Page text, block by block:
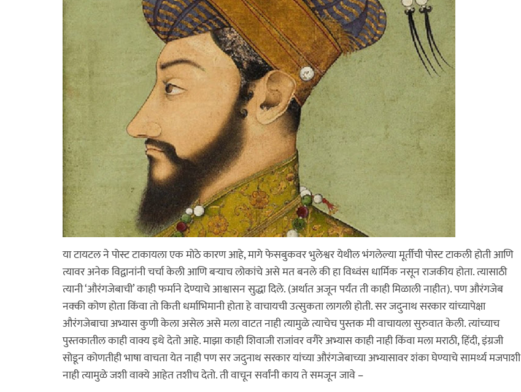
या टायटल ने पोस्ट टाकायला एक मोठे कारण आहे, मागे फेसबुकवर भुलेश्वर येथील भंगलेल्या मूर्तीची पोस्ट टाकली होती आणि
त्यावर अनेक विद्वानांनी चर्चा केली आणि बऱ्याच लोकांचे असे मत बनले की हा विध्वंस धार्मिक नसून राजकीय होता. त्यासाठी
त्यानी ‘औरंगजेबाची’ काही फर्माने देण्याचे आश्वासन सुद्धा दिले. (अर्थात अजून पर्यंत ती काही मिळाली नाहीत). पण औरंगजेब
नक्की कोण होता किंवा तो किती धर्माभिमानी होता हे वाचायची उत्सुकता लागली होती. सर जदुनाथ सरकार यांच्यापेक्षा
औरंगजेबाचा अभ्यास कुणी केला असेल असे मला वाटत नाही त्यामुळे त्याचेच पुस्तक मी वाचायला सुरुवात केली. त्यांच्याच
पुस्तकातील काही वाक्य इथे देतो आहे. माझा काही शिवाजी राजांवर वगैरे अभ्यास काही नाही किंवा मला मराठी, हिंदी, इंग्रजी
सोडून कोणतीही भाषा वाचता येत नाही पण सर जदुनाथ सरकार यांच्या औरंगजेबाच्या अभ्यासावर शंका घेण्याचे सामर्थ्य मजपाशी
नाही त्यामुळे जशी वाक्ये आहेत तशीच देतो. ती वाचून सर्वांनी काय ते समजून जावे –